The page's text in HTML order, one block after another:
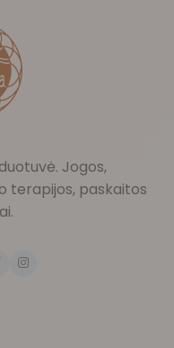
Jogos,
terapijos, paskaitos